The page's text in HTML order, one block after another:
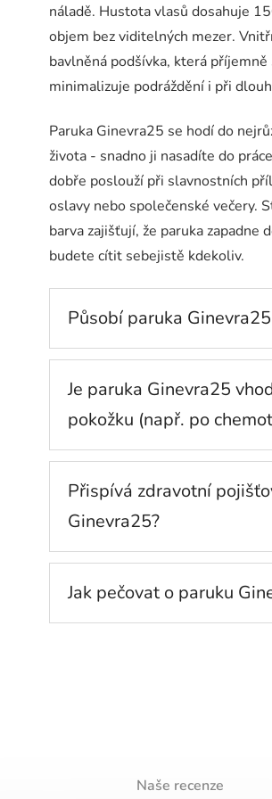
náladě. Hustota vlasů dosahuje
objem bez viditelných mezer.
bavlněná podšívka, která příjemně
minimalizuje podráždění i při
Paruka Ginevra25 se hodí do
života - snadno ji nasadíte do
dobře poslouží při slavnostních
oslavy nebo společenské večery.
barva zajišťují, že paruka zapadne
budete cítit sebejistě kdekoliv.
Působí paruka
Je paruka Ginevra25
pokožku (např. po
Přispívá zdravotní
Ginevra25?
Jak pečovat o paruku
Naše recenze